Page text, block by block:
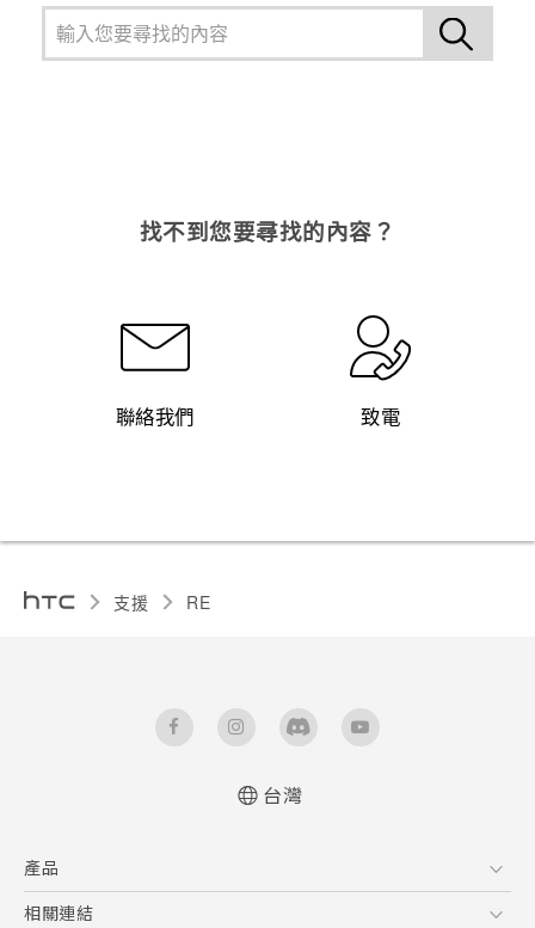
找不到您要尋找的內容？
聯絡我們 致電
支援 RE‎
台灣
產品
5G
相關連結